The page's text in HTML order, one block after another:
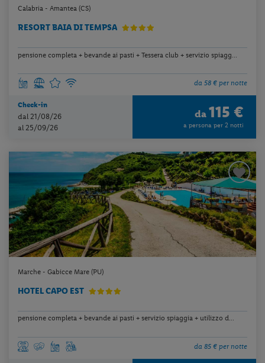
Calabria - Amantea (CS)
RESORT BAIA DI TEMPSA
pensione completa + bevande ai pasti + Tessera club + servizio spiagg...
da 58 € per notte
Check-in
dal 21/08/26
al 25/09/26
da 115 €
a persona per 2 notti
Marche - Gabicce Mare (PU)
HOTEL CAPO EST
pensione completa + bevande ai pasti + servizio spiaggia + utilizzo d...
da 85 € per notte